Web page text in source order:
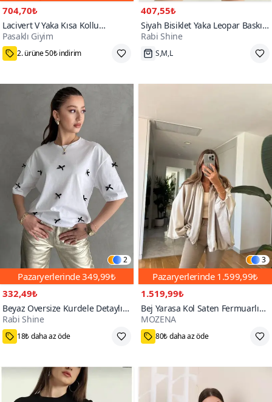
704,70₺
Lacivert V Yaka Kısa Kollu
Terletmez Tişört / Bluz
Pasaklı Giyim
75₺ Kupon Fırsatı
407,55₺
Siyah Bisiklet Yaka Leopar Baskılı
Tişört
Rabi Shine
S,M,L
2
Pazaryerlerinde349,99₺
332,49₺
Beyaz Oversize Kurdele Detaylı
Tshirt
Rabi Shine
100+
18₺ daha az öde
3
Pazaryerlerinde 1.599,99₺
1.519,99₺
Bej Yarasa Kol Saten Fermuarlı
Bomber Ceket
MOZENA
80₺ daha az öde